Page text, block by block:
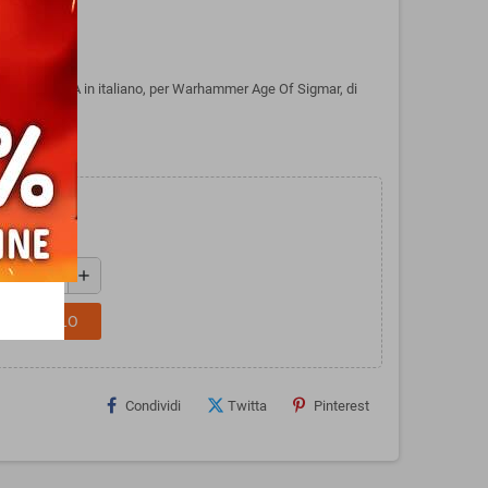
DA GUERRA in italiano, per Warhammer Age Of Sigmar, di
add
CARRELLO
Condividi Twitta Pinterest